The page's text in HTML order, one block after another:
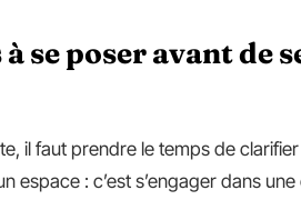
se poser avant de
il faut prendre le temps de
espace : c’est s’engager dans